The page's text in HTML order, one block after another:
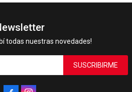
todas nuestras novedades!
SUSCRIBIRME